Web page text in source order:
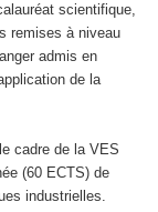
scientifique,
remises à niveau
admis en
de la
cadre de la VES
(60 ECTS) de
industrielles.